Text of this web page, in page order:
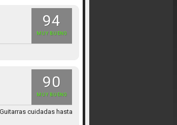
94
MUY BUENO
90
MUY BUENO
cuidadas hasta